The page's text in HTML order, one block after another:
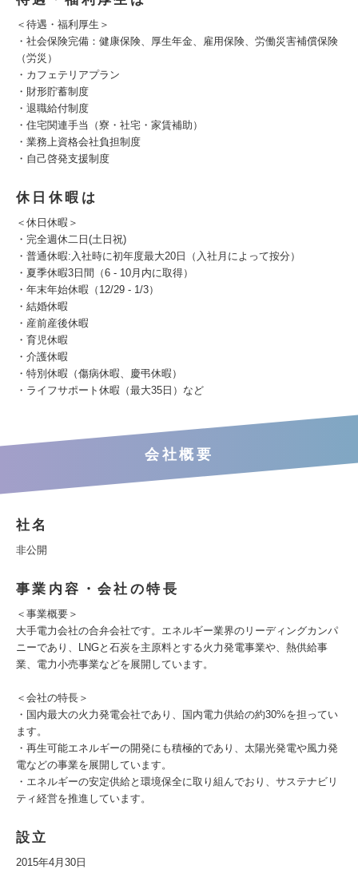
＜待遇・福利厚生＞
・社会保険完備：健康保険、厚生年金、雇用保険、労働災害補償保険
（労災）
・カフェテリアプラン
・財形貯蓄制度
・退職給付制度
・住宅関連手当（寮・社宅・家賃補助）
・業務上資格会社負担制度
・自己啓発支援制度
休日休暇は
＜休日休暇＞
・完全週休二日(土日祝)
・普通休暇:入社時に初年度最大20日（入社月によって按分）
・夏季休暇3日間（6 - 10月内に取得）
・年末年始休暇（12/29 - 1/3）
・結婚休暇
・産前産後休暇
・育児休暇
・介護休暇
・特別休暇（傷病休暇、慶弔休暇）
・ライフサポート休暇（最大35日）など
会社概要
社名
非公開
事業内容・会社の特長
＜事業概要＞
大手電力会社の合弁会社です。エネルギー業界のリーディングカンパ
ニーであり、LNGと石炭を主原料とする火力発電事業や、熱供給事
業、電力小売事業などを展開しています。
＜会社の特長＞
・国内最大の火力発電会社であり、国内電力供給の約30%を担ってい
ます。
・再生可能エネルギーの開発にも積極的であり、太陽光発電や風力発
電などの事業を展開しています。
・エネルギーの安定供給と環境保全に取り組んでおり、サステナビリ
ティ経営を推進しています。
設立
2015年4月30日